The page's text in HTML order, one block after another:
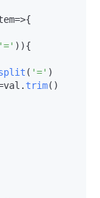
=>{
'=' )){
( '=' )
trim()